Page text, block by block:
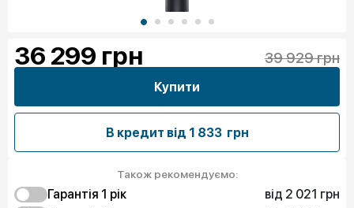
36 299 грн 39 929 грн
Купити
В кредит від 1 833 грн
Також рекомендуємо:
Гарантія 1 рік
від 2 021 грн